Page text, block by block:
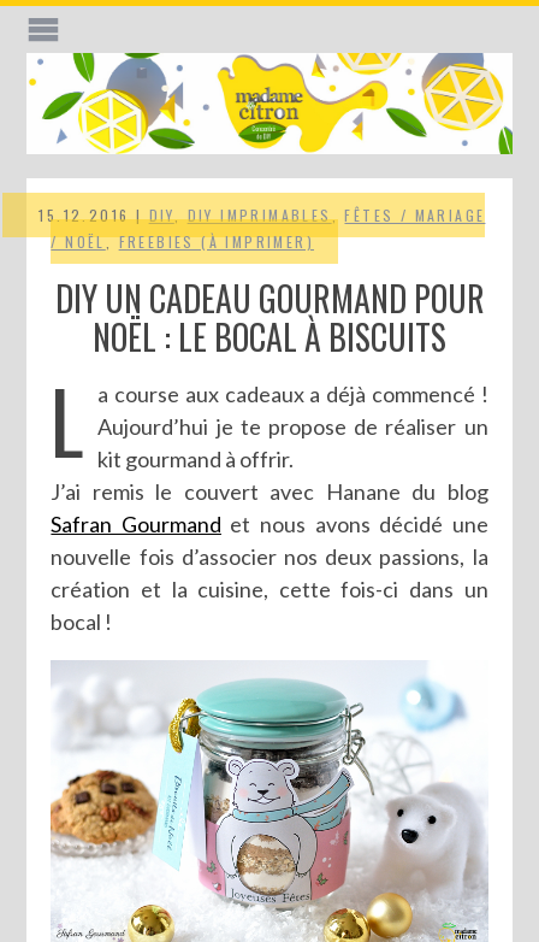
15.12.2016 |DIY,DIY IMPRIMABLES,FÊTES / MARIAGE
/ NOËL,FREEBIES (À IMPRIMER)
DIY UN CADEAU GOURMAND POUR
NOËL : LE BOCAL À BISCUITS
L a course aux cadeaux a déjà commencé !
Aujourd’hui je te propose de réaliser un
kit gourmand à offrir.
J’ai remis le couvert avec Hanane du blog
Safran Gourmand et nous avons décidé une
nouvelle fois d’associer nos deux passions, la
création et la cuisine, cette fois-ci dans un
bocal !